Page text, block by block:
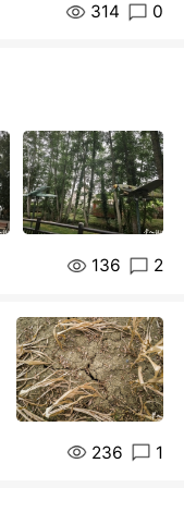
314 0
136 2
236 1